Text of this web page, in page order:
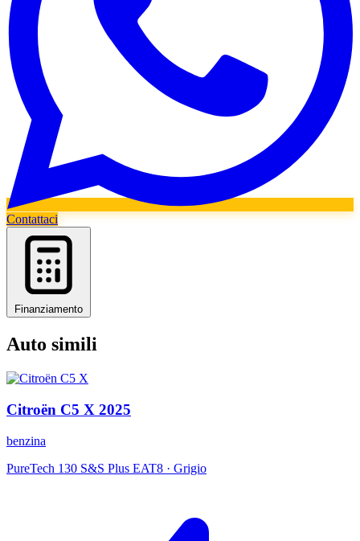
Contattaci
Finanziamento
Auto simili
Citroën C5 X 2025
benzina
PureTech 130 S&S Plus EAT8 · Grigio